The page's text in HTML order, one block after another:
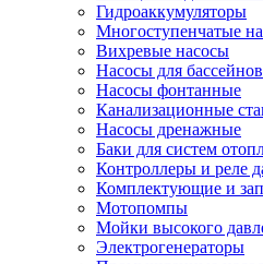
Гидроаккумуляторы
Многоступенчатые
Вихревые насосы
Насосы для бассейнов
Насосы фонтанные
Канализационные
Насосы дренажные
Баки для систем
Контроллеры и реле
Комплектующие и
Мотопомпы
Мойки высокого
Электрогенераторы